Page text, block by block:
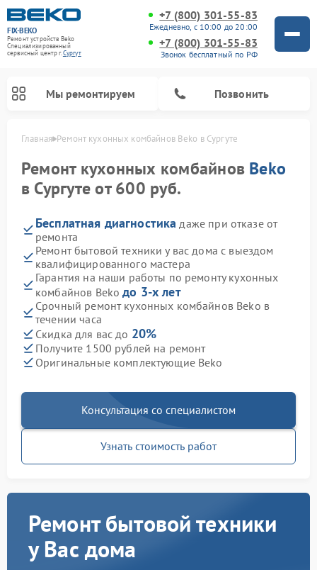
FIX-BEKO
Ремонт устройств Beko
Специализированный
cервисный центр г.Сургут
+7 (800) 301-55-83
Ежедневно, с 10:00 до 20:00
+7 (800) 301-55-83
Звонок бесплатный по РФ
Мы ремонтируем Позвонить
Главная Ремонт кухонных комбайнов Beko в Сургуте
Ремонт кухонных комбайнов Beko
в Сургуте от 600 руб.
Бесплатная диагностика даже при отказе от
ремонта
Ремонт бытовой техники у вас дома с выездом
квалифицированного мастера
Гарантия на наши работы по ремонту кухонных
комбайнов Bekoдо 3-х лет
Срочный ремонт кухонных комбайнов Beko в
течении часа
Скидка для вас до 20%
Получите 1500 рублей на ремонт
Оригинальные комплектующие Beko
Консультация со специалистом
Узнать стоимость работ
Ремонт бытовой техники
у Вас дома